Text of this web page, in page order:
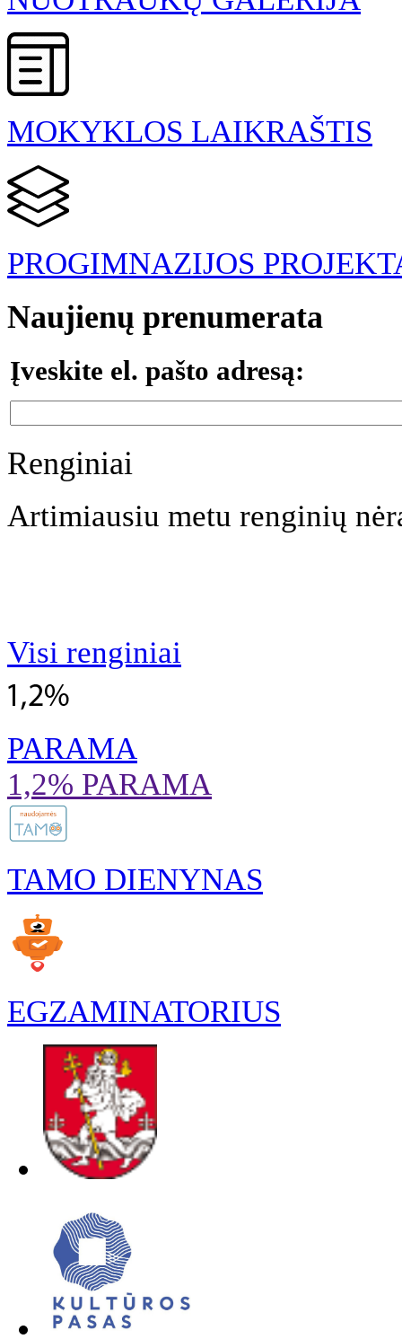
MOKYKLOS LAIKRAŠTIS
PROGIMNAZIJOS
Naujienų prenumerata
Įveskite el. pašto adresą:
Renginiai
Artimiausiu metu renginių
Visi renginiai
PARAMA
1,2% PARAMA
TAMO DIENYNAS
EGZAMINATORIUS